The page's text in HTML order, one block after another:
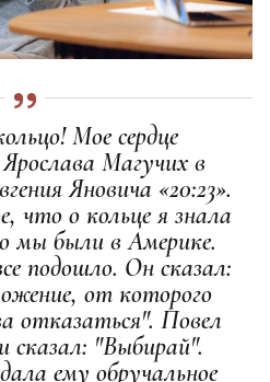
Мое сердце
Магучих в
Яновича «20:23».
что о кольце я знала
мы были в Америке.
подошло. Он сказал:
от которого
отказаться". Повел
сказал: "Выбирай".
ему обручальное